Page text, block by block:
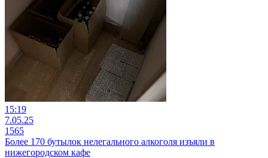
15:19
7.05.25
1565
Более 170 бутылок нелегального алкоголя изъяли в
нижегородском кафе